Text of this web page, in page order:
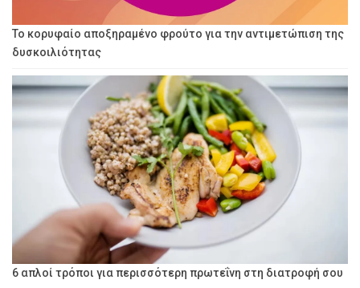
Το κορυφαίο αποξηραμένο φρούτο για την αντιμετώπιση της
δυσκοιλιότητας
6 απλοί τρόποι για περισσότερη πρωτεΐνη στη διατροφή σου